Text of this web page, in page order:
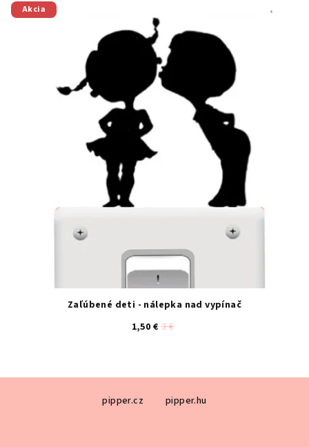
Akcia
Zaľúbené deti - nálepka nad vypínač
1,50 € 3 €
pipper.cz pipper.hu